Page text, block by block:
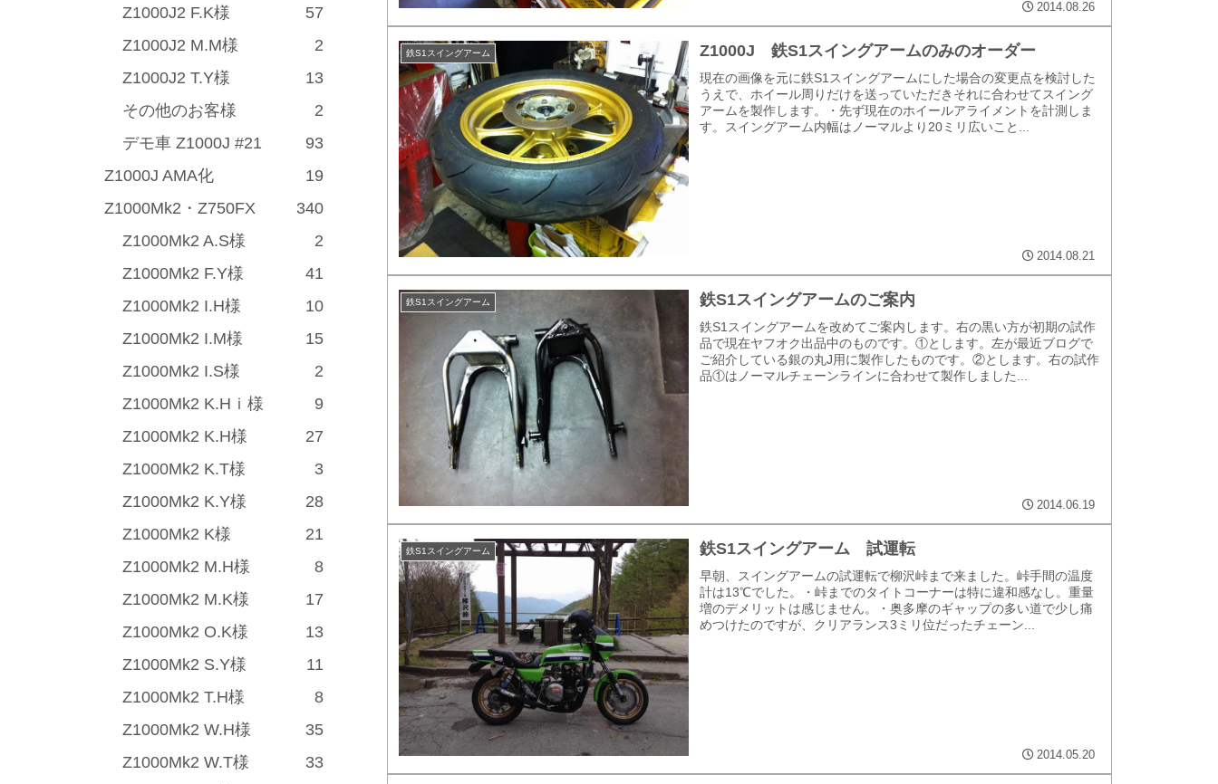
2014.08.26
鉄S1スイングアーム Z1000J 鉄S1スイングアームのみのオーダー
現在の画像を元に鉄S1スイングアームにした場合の変更点を検討した
うえで、ホイール周りだけを送っていただきそれに合わせてスイング
アームを製作します。・先ず現在のホイールアライメントを計測しま
す。スイングアーム内幅はノーマルより20ミリ広いこと...
2014.08.21
鉄S1スイングアーム 鉄S1スイングアームのご案内
鉄S1スイングアームを改めてご案内します。右の黒い方が初期の試作
品で現在ヤフオク出品中のものです。①とします。左が最近ブログで
ご紹介している銀の丸J用に製作したものです。②とします。右の試作
品①はノーマルチェーンラインに合わせて製作しました...
2014.06.19
鉄S1スイングアーム 鉄S1スイングアーム 試運転
早朝、スイングアームの試運転で柳沢峠まで来ました。峠手間の温度
計は13℃でした。・峠までのタイトコーナーは特に違和感なし。重量
増のデメリットは感じません。・奥多摩のギャップの多い道で少し痛
めつけたのですが、クリアランス3ミリ位だったチェーン...
2014.05.20
Z1000J2 F.K様
57
Z1000J2 M.M様
2
Z1000J2 T.Y様
13
その他のお客様
2
デモ車 Z1000J #21
93
Z1000J AMA化
19
Z1000Mk2・Z750FX
340
Z1000Mk2 A.S様
2
Z1000Mk2 F.Y様
41
Z1000Mk2 I.H様
10
Z1000Mk2 I.M様
15
Z1000Mk2 I.S様
2
Z1000Mk2 K.Hｉ様
9
Z1000Mk2 K.H様
27
Z1000Mk2 K.T様
3
Z1000Mk2 K.Y様
28
Z1000Mk2 K様
21
Z1000Mk2 M.H様
8
Z1000Mk2 M.K様
17
Z1000Mk2 O.K様
13
Z1000Mk2 S.Y様
11
Z1000Mk2 T.H様
8
Z1000Mk2 W.H様
35
Z1000Mk2 W.T様
33